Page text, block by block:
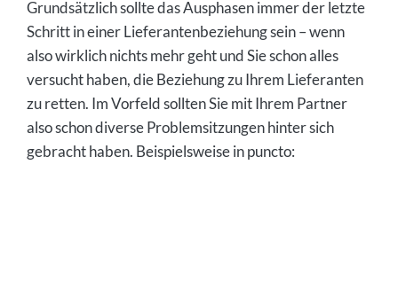
Grundsätzlich sollte das Ausphasen immer der letzte
Schritt in einer Lieferantenbeziehung sein – wenn
also wirklich nichts mehr geht und Sie schon alles
versucht haben, die Beziehung zu Ihrem Lieferanten
zu retten. Im Vorfeld sollten Sie mit Ihrem Partner
also schon diverse Problemsitzungen hinter sich
gebracht haben. Beispielsweise in puncto: